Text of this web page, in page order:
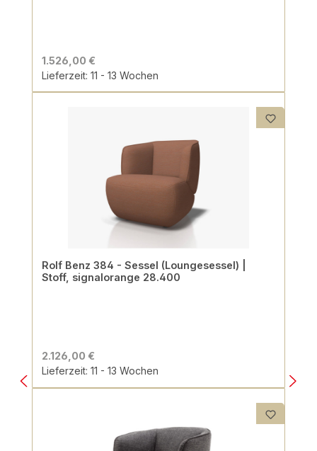
1.526,00 €
Lieferzeit: 11 - 13 Wochen
Rolf Benz 384 - Sessel (Loungesessel) |
Stoff, signalorange 28.400
2.126,00 €
Lieferzeit: 11 - 13 Wochen